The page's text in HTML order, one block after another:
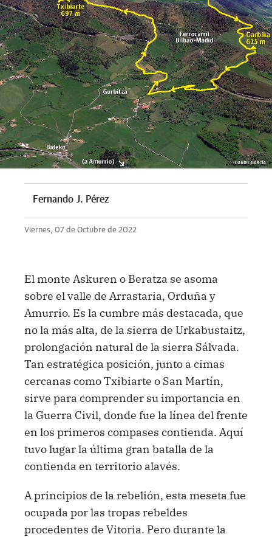
Fernando J. Pérez
Viernes, 07 de Octubre de 2022
El monte Askuren o Beratza se asoma
sobre el valle de Arrastaria, Orduña y
Amurrio. Es la cumbre más destacada, que
no la más alta, de la sierra de Urkabustaitz,
prolongación natural de la sierra Sálvada.
Tan estratégica posición, junto a cimas
cercanas como Txibiarte o San Martín,
sirve para comprender su importancia en
la Guerra Civil, donde fue la línea del frente
en los primeros compases contienda. Aquí
tuvo lugar la última gran batalla de la
contienda en territorio alavés.
A principios de la rebelión, esta meseta fue
ocupada por las tropas rebeldes
procedentes de Vitoria. Pero durante la